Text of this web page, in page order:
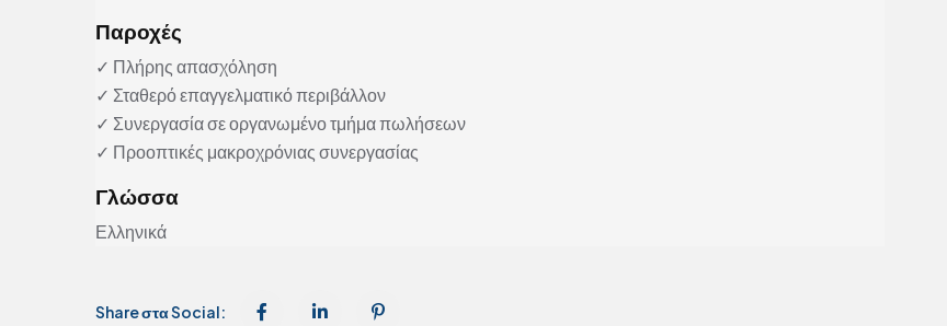
Παροχές
✓ Πλήρης απασχόληση
✓ Σταθερό επαγγελματικό περιβάλλον
✓ Συνεργασία σε οργανωμένο τμήμα πωλήσεων
✓ Προοπτικές μακροχρόνιας συνεργασίας
Γλώσσα
Ελληνικά
Share στα Social: